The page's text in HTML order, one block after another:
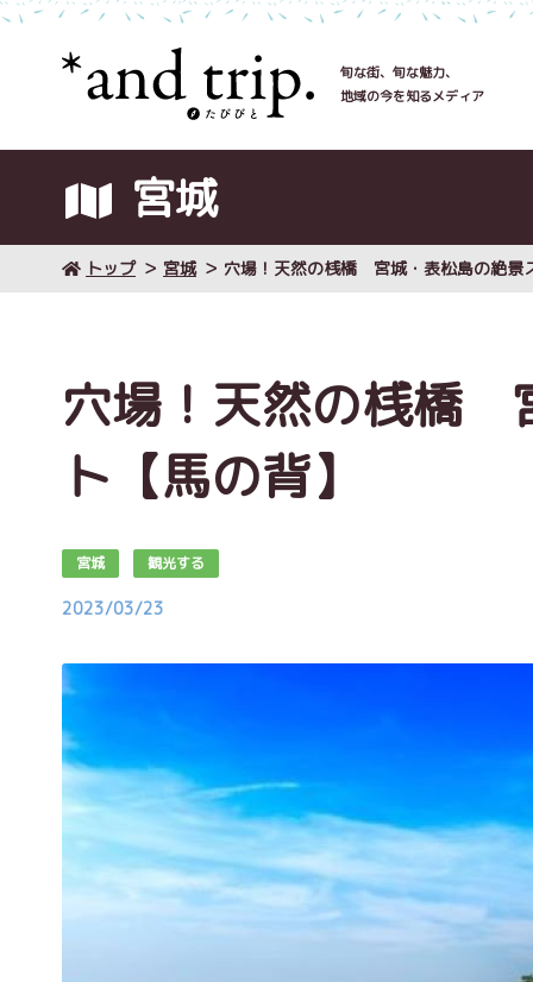
旬な街、旬な魅力、
地域の今を知るメディア
宮城
トップ 宮城 穴場！天然の桟橋 宮城・表松島の絶景
穴場！天然の桟橋
ト【馬の背】
宮城 観光する
2023/03/23